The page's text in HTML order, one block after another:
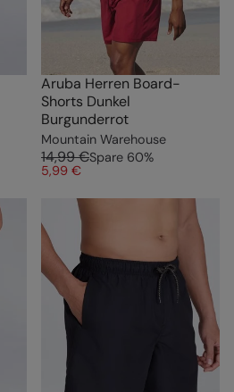
Aruba Herren Board-
Shorts Dunkel
Burgunderrot
Mountain Warehouse
14,99 €Spare 60%
5,99 €